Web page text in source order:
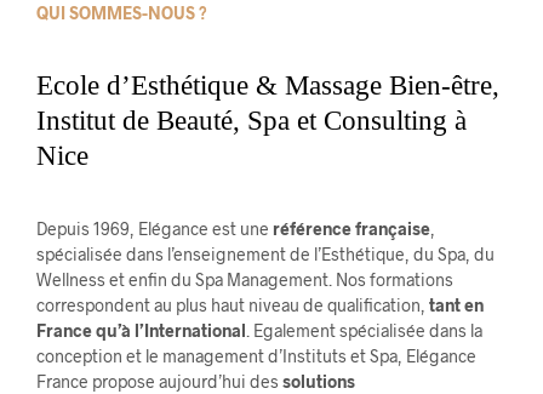
QUI SOMMES-NOUS ?
Ecole d’Esthétique & Massage Bien-être,
Institut de Beauté, Spa et Consulting à
Nice
Depuis 1969, Elégance est une référence française
spécialisée dans l’enseignement de l’Esthétique, du Spa, du
Wellness et enfin du Spa Management. Nos formations
correspondent au plus haut niveau de qualification, tant en
France qu’à l’International . Egalement spécialisée dans la
conception et le management d’Instituts et Spa, Elégance
France propose aujourd’hui des solutions